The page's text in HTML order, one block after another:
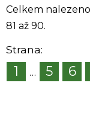
Celkem
81 až 90.
Strana:
1 … 5 6